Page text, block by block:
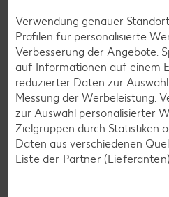
Glutenfreie Rezepte
Wer auf Gluten verzichtet,
Vielfalt und Geschmack
mit unseren glutenfreien
die nicht nur verträglich,
Rezepte
Verwendung genauer
Profilen für personalisierte
Verbesserung der Angebote.
auf Informationen auf einem
reduzierter Daten zur
Messung der Werbeleistung.
zur Auswahl personalisierter
Zielgruppen durch Statistiken
Daten aus verschiedenen
Liste der Partner (Lieferanten)